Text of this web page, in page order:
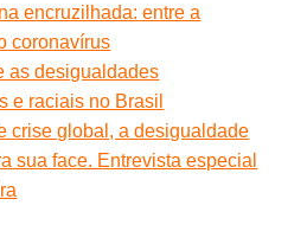
encruzilhada: entre a
coronavírus
as desigualdades
e raciais no Brasil
crise global, a desigualdade
sua face. Entrevista especial